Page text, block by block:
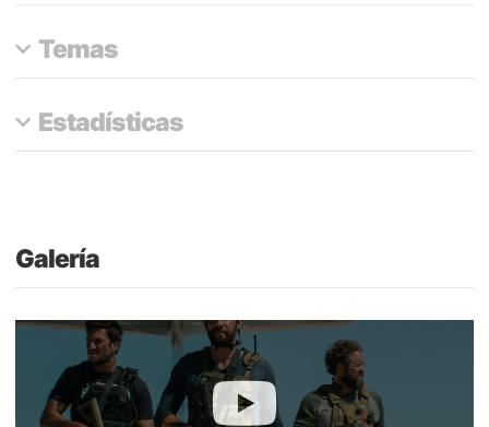
Temas
Estadísticas
Galería